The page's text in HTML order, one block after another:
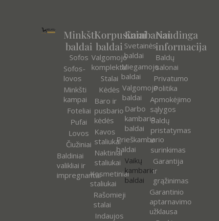
Minkšti
baldai
Sofos
Sofos-
lovos
Minkšti
kampai
Foteliai
Pufai
Lovos
Čiužiniai
Baldiniai
valikliai ir
impregnantai
Korpusiniai
baldai
Valgomojo
komplektai
Stalai
Kėdės
Baro ir
pusbario
kėdės
Kavos
staliukai
Naktiniai
staliukai
Kosmetiniai
staliukai
Rašomieji
stalai
Indaujos
Kambariai
Svetainės
baldai
Miegamojo
baldai
Valgomojo
baldai
Darbo
kambario
baldai
Prieškambario
baldai
Vaikų
kambario
baldai
Naudinga
informacija
Baldų
salonai
Privatumo
Politika
Apmokėjimo
sąlygos
Baldų
pristatymas
ir
surinkimas
Garantija
ir
grąžinimas
Garantinio
aptarnavimo
užklausa